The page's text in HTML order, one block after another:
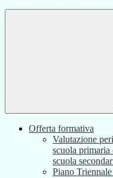
Offerta formativa
Valutazione
scuola primaria
scuola
Piano